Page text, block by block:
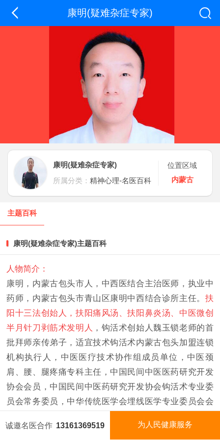
康明(疑难杂症专家)
康明(疑难杂症专家)
所属分类：精神心理-名医百科
位置区域
内蒙古
主题百科
经典医案
扫码咨询
康明(疑难杂症专家)主题百科
人物简介：
康明，内蒙古包头市人，中西医结合主治医师，执业中
药师，内蒙古包头市青山区康明中西结合诊所主任。 扶
阳十三法创始人，扶阳痛风汤、扶阳鼻炎汤、中医微创
半月针刀剥筋术发明人 ，钩活术创始人魏玉锁老师的首
批拜师亲传弟子，适宜技术钩活术内蒙古包头加盟连锁
机构执行人，中医医疗技术协作组成员单位，中医颈
肩、腰、腿疼痛专科主任，中国民间中医医药研究开发
协会会员，中国民间中医药研究开发协会钩活术专业委
员会常务委员，中华传统医学会埋线医学专业委员会会
复适宜技术全国推广项目(扶阳十三法)授课老师，北京中
诚邀名医合作 13161369519 为人民健康服务
国医名师